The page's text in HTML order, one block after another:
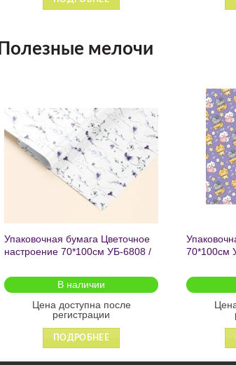
Полезные мелочи
Добавить
в список
желаний
Упаковочная бумага Цветочное
настроение 70*100см УБ-6808 /
В наличии
Цена доступна после
регистрации
ПОДРОБНЕЕ
70*100см